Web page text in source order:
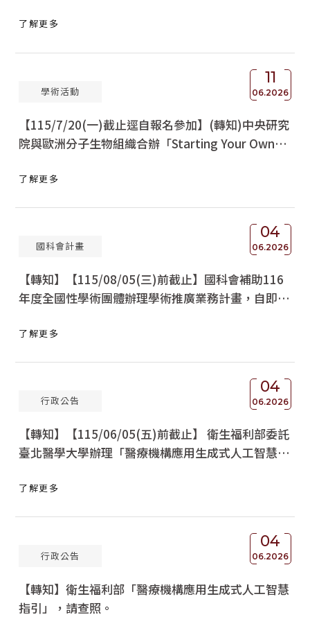
了解更多
11
06.2026
學術活動
【115/7/20(一)截止逕自報名參加】(轉知)中央研究
院與歐洲分子生物組織合辦「Starting Your Own
了解更多
04
06.2026
國科會計畫
【轉知】【115/08/05(三)前截止】國科會補助116
年度全國性學術團體辦理學術推廣業務計畫，自即日
了解更多
04
06.2026
行政公告
【轉知】【115/06/05(五)前截止】 衛生福利部委託
臺北醫學大學辦理「醫療機構應用生成式人工智慧指
了解更多
04
06.2026
行政公告
【轉知】衛生福利部「醫療機構應用生成式人工智慧
指引」，請查照。